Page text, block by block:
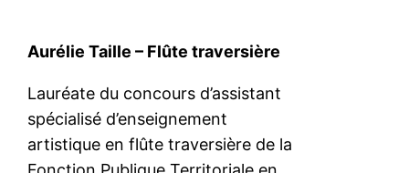
Aurélie Taille – Flûte traversière
Lauréate du concours d’assistant
spécialisé d’enseignement
artistique en flûte traversière de la